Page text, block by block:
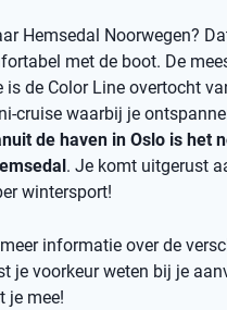
Hemsedal Noorwegen?
met de boot. De
is de Color Line overtocht
cruise waarbij je
de haven in Oslo is het
. Je komt uitgerust
wintersport!
informatie over de
je voorkeur weten bij je
je mee!